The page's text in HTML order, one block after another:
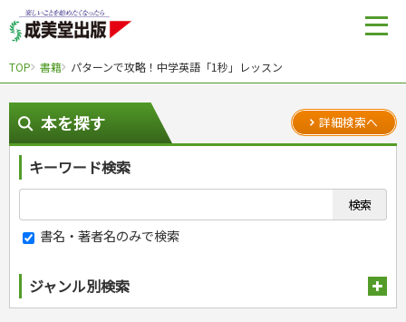
TOP 書籍 パターンで攻略！中学英語「1秒」レッスン
本を探す 詳細検索へ
キーワード検索
書名・著者名のみで検索
ジャンル別検索